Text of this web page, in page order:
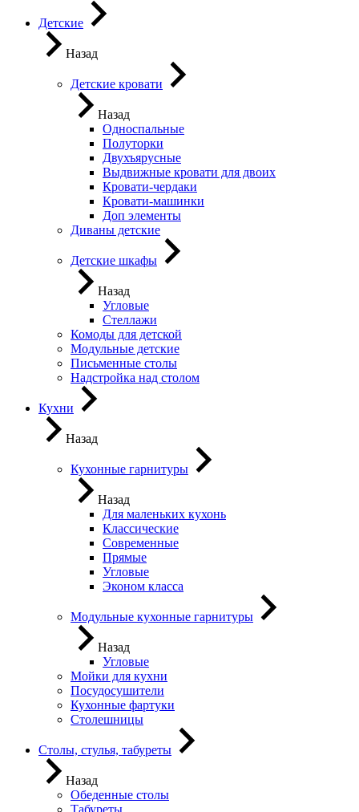
Детские
Назад
Детские кровати
Назад
Односпальные
Полуторки
Двухъярусные
Выдвижные кровати для двоих
Кровати-чердаки
Кровати-машинки
Доп элементы
Диваны детские
Детские шкафы
Назад
Угловые
Стеллажи
Комоды для детской
Модульные детские
Письменные столы
Надстройка над столом
Кухни
Назад
Кухонные гарнитуры
Назад
Для маленьких кухонь
Классические
Современные
Прямые
Угловые
Эконом класса
Модульные кухонные гарнитуры
Назад
Угловые
Мойки для кухни
Посудосушители
Кухонные фартуки
Столешницы
Столы, стулья, табуреты
Назад
Обеденные столы
Табуреты